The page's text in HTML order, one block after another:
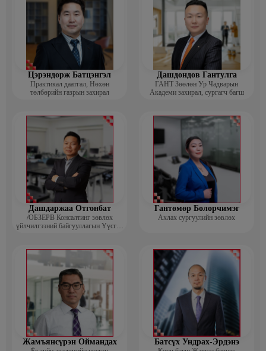
Цэрэндорж Батцэнгэл
Практикал даатгал, Нөхөн
төлбөрийн газрын захирал
Дашдондов Гантулга
ГАНТ Зөөлөн Ур Чадварын
Академи захирал, сургагч багш
Дашдаржаа Отгонбат
/ОБЗЕРВ Консалтинг зөвлөх
үйлчилгээний байгууллагын Үүсгэн
Гантөмөр Болорчимэг
Ахлах сургуулийн зөвлөх
Жамъянсүрэн Оймандах Батсүх Ундрах-Эрдэнэ